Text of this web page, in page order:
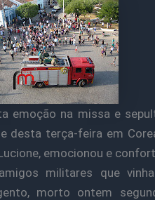
emoção na missa e
desta terça-feira em
emocionou e
militares que
morto ontem